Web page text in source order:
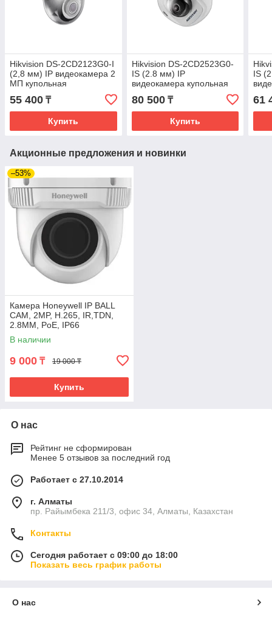
Hikvision DS-2CD2123G0-I
(2,8 мм) IP видеокамера 2
МП купольная
55 400 ₸
Купить
Hikvision DS-2CD2523G0-
IS (2.8 мм) IP
видеокамера купольная
80 500₸
Купить
IS
61
Акционные предложения и новинки
–53%
Камера Honeywell IP BALL
CAM, 2MP, H.265, IR,TDN,
2.8MM, PoE, IP66
В наличии
9 000 ₸ 19 000 ₸
Купить
О нас
Рейтинг не сформирован
Менее 5 отзывов за последний год
Работает с 27.10.2014
г. Алматы
пр. Райымбека 211/3, офис 34, Алматы, Казахстан
Контакты
Сегодня работает с 09:00 до 18:00
Показать весь график работы
О нас